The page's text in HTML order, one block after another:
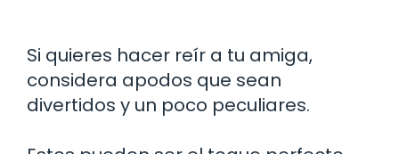
Si quieres hacer reír a tu amiga,
considera apodos que sean
divertidos y un poco peculiares.